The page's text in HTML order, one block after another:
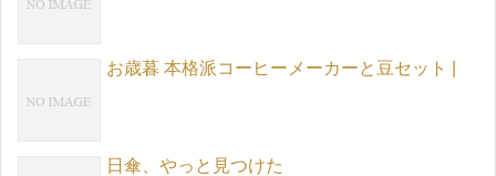
お歳暮 本格派コーヒーメーカーと豆セット |
日傘、やっと見つけた